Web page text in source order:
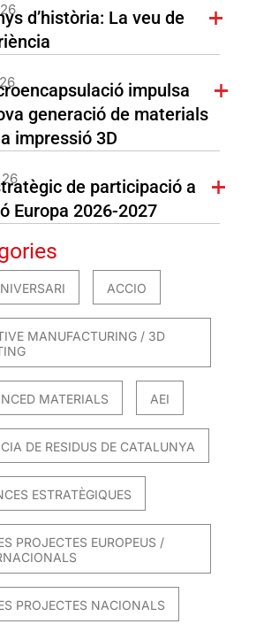
d’història: La veu de
impulsa
generació de materials
impressió 3D
de participació a
Europa 2026-2027
ACCIO
MANUFACTURING / 3D
MATERIALS AEI
DE RESIDUS DE CATALUNYA
ESTRATÈGIQUES
PROJECTES EUROPEUS /
PROJECTES NACIONALS